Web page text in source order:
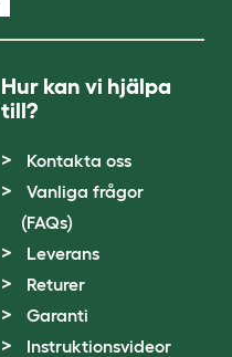
Hur kan vi hjälpa
till?
Kontakta oss
Vanliga frågor
(FAQs)
Leverans
Returer
Garanti
Instruktionsvideor